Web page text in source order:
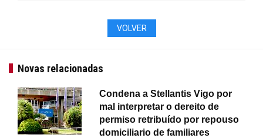
VOLVER
Novas relacionadas
Condena a Stellantis Vigo por
mal interpretar o dereito de
permiso retribuído por repouso
domiciliario de familiares